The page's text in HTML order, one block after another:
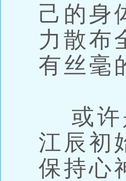
己的身
力散布
有丝毫
或许
江辰初
保持心